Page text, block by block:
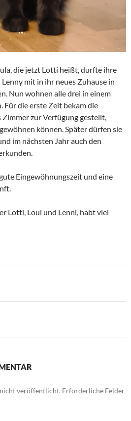
die jetzt Lotti heißt, durfte ihre
mit in ihr neues Zuhause in
Nun wohnen alle drei in einem
Für die erste Zeit bekam die
zur Verfügung gestellt,
können. Später dürfen sie
im nächsten Jahr auch den
Eingewöhnungszeit und eine
Lotti, Loui und Lenni, habt viel
veröffentlicht. Erforderliche Felder